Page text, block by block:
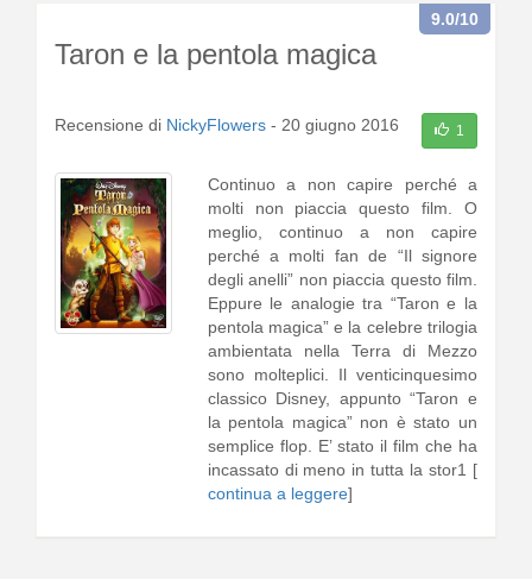
Taron e la pentola magica
9.0/10
Recensione di NickyFlowers - 20 giugno 2016 1
Continuo a non capire perché a
molti non piaccia questo film. O
meglio, continuo a non capire
perché a molti fan de “Il signore
degli anelli” non piaccia questo film.
Eppure le analogie tra “Taron e la
pentola magica” e la celebre trilogia
ambientata nella Terra di Mezzo
sono molteplici. Il venticinquesimo
classico Disney, appunto “Taron e
la pentola magica” non è stato un
semplice flop. E’ stato il film che ha
incassato di meno in tutta la stor1 [
continua a leggere]